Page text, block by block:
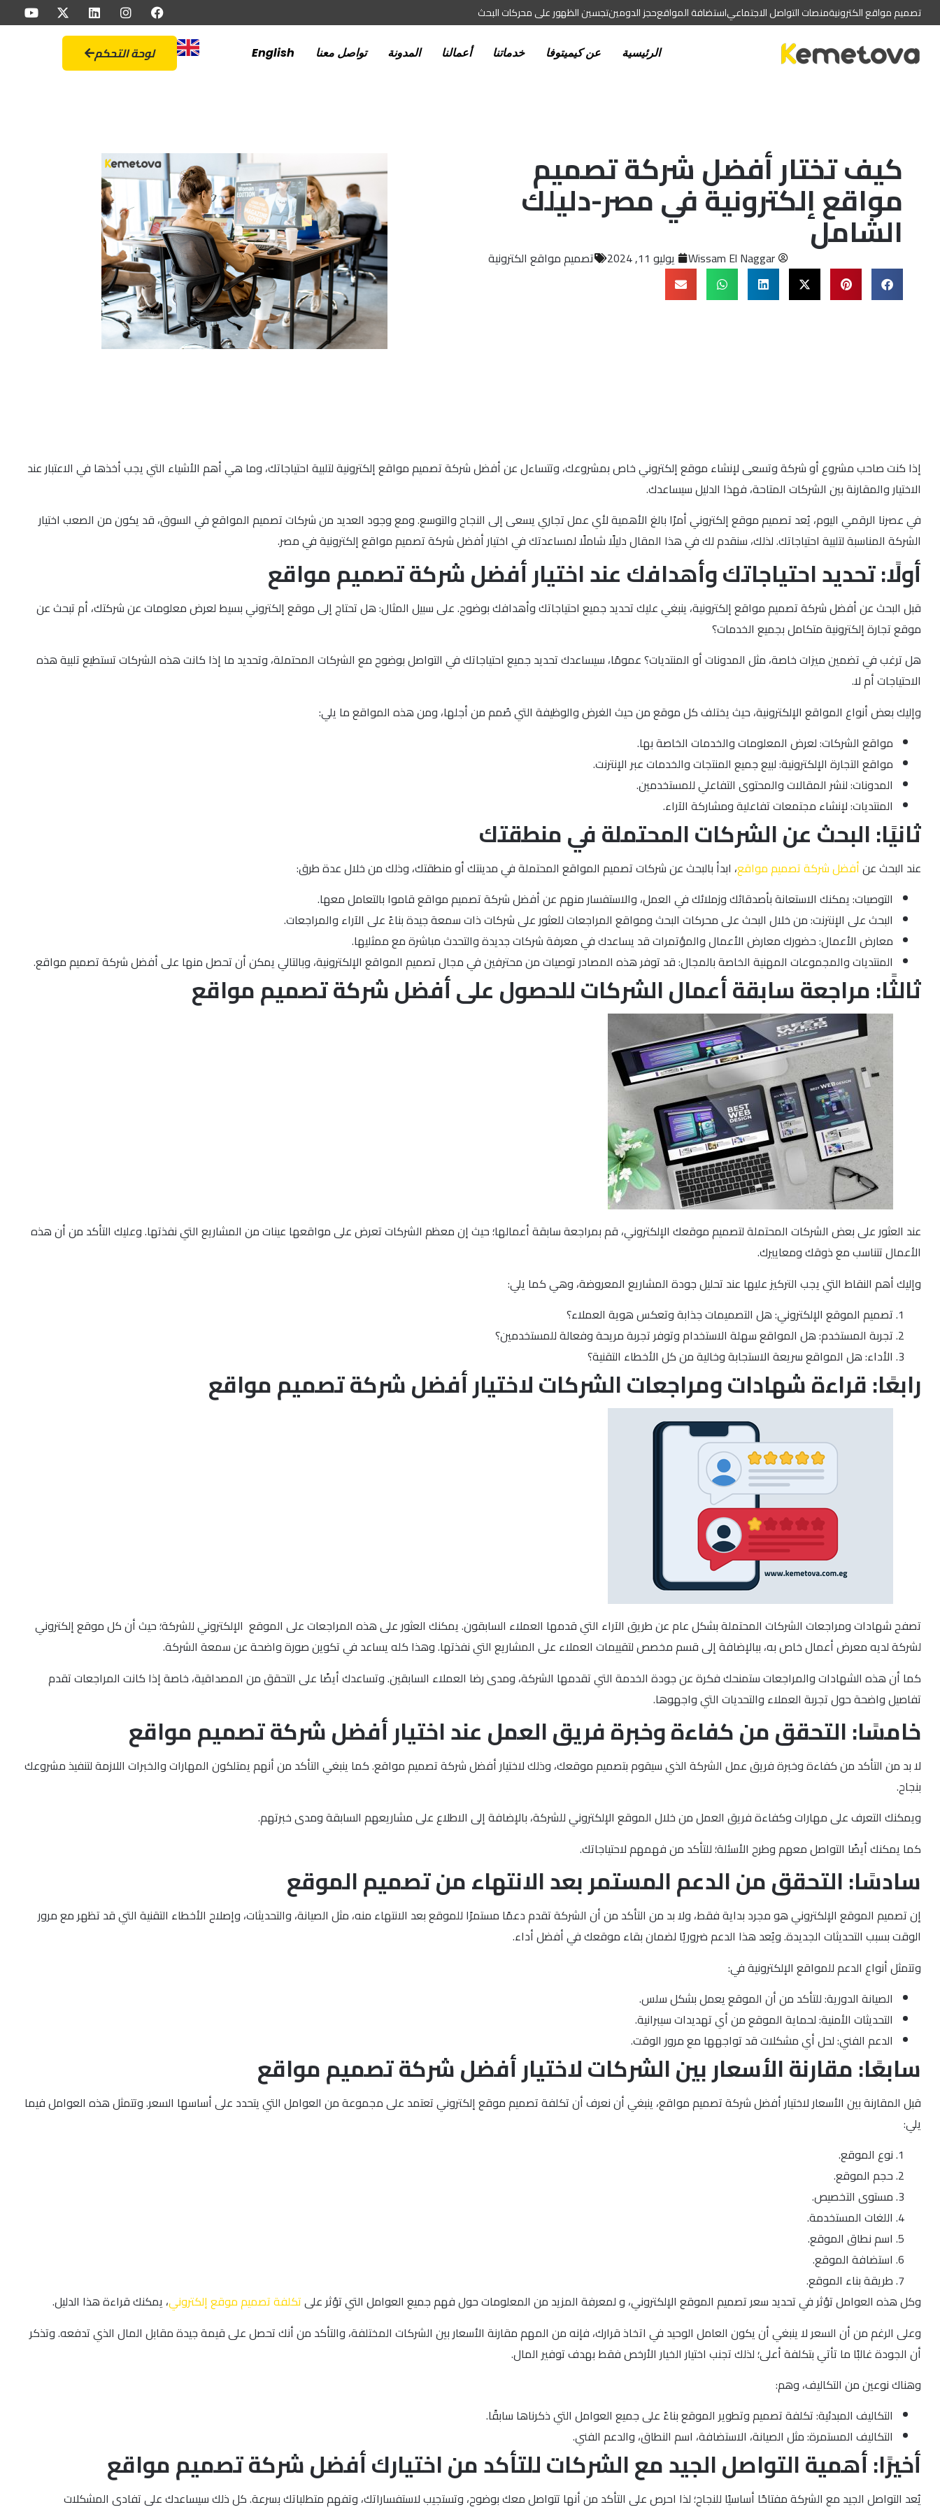
تصميم مواقع الكترونيةمنصات التواصل الاجتماعياستضافة المواقعحجز الدومينتجسين الظهور على محركات البحث
الرئيسية عن كيميتوفا خدماتنا أعمالنا المدونة تواصل معنا English لوحة التحكم
كيف تختار أفضل شركة تصميم
مواقع إلكترونية في مصر-دليلك
الشامل Wissam El Naggar يوليو 11, 2024 تصميم مواقع الكترونية
إذا كنت صاحب مشروع أو شركة وتسعى لإنشاء موقع إلكتروني خاص بمشروعك، وتتساءل عن أفضل شركة تصميم مواقع إلكترونية لتلبية احتياجاتك، وما هي أهم الأشياء التي يجب أخذها في الاعتبار عند
الاختيار والمقارنة بين الشركات المتاحة، فهذا الدليل سيساعدك.
في عصرنا الرقمي اليوم، يُعد تصميم موقع إلكتروني أمرًا بالغ الأهمية لأي عمل تجاري يسعى إلى النجاح والتوسع. ومع وجود العديد من شركات تصميم المواقع في السوق، قد يكون من الصعب اختيار
الشركة المناسبة لتلبية احتياجاتك. لذلك، سنقدم لك في هذا المقال دليلًا شاملًا لمساعدتك في اختيار أفضل شركة تصميم مواقع إلكترونية في مصر.
أولًا: تحديد احتياجاتك وأهدافك عند اختيار أفضل شركة تصميم مواقع
قبل البحث عن أفضل شركة تصميم مواقع إلكترونية، ينبغي عليك تحديد جميع احتياجاتك وأهدافك بوضوح. على سبيل المثال: هل تحتاج إلى موقع إلكتروني بسيط لعرض معلومات عن شركتك، أم تبحث عن
موقع تجارة إلكترونية متكامل بجميع الخدمات؟
هل ترغب في تضمين ميزات خاصة، مثل المدونات أو المنتديات؟ عمومًا، سيساعدك تحديد جميع احتياجاتك في التواصل بوضوح مع الشركات المحتملة، وتحديد ما إذا كانت هذه الشركات تستطيع تلبية هذه
الاحتياجات أم لا.
وإليك بعض أنواع المواقع الإلكترونية، حيث يختلف كل موقع من حيث الغرض والوظيفة التي صُمم من أجلها، ومن هذه المواقع ما يلي:
مواقع الشركات: لعرض المعلومات والخدمات الخاصة بها.
مواقع التجارة الإلكترونية: لبيع جميع المنتجات والخدمات عبر الإنترنت.
المدونات: لنشر المقالات والمحتوى التفاعلي للمستخدمين.
المنتديات: لإنشاء مجتمعات تفاعلية ومشاركة الآراء.
ثانيًا: البحث عن الشركات المحتملة في منطقتك
عند البحث عنأفضل شركة تصميم مواقع، ابدأ بالبحث عن شركات تصميم المواقع المحتملة في مدينتك أو منطقتك، وذلك من خلال عدة طرق:
التوصيات: يمكنك الاستعانة بأصدقائك وزملائك في العمل، والاستفسار منهم عن أفضل شركة تصميم مواقع قاموا بالتعامل معها.
البحث على الإنترنت: من خلال البحث على محركات البحث ومواقع المراجعات للعثور على شركات ذات سمعة جيدة بناءً على الآراء والمراجعات.
معارض الأعمال: حضورك معارض الأعمال والمؤتمرات قد يساعدك في معرفة شركات جديدة والتحدث مباشرة مع ممثليها.
المنتديات والمجموعات المهنية الخاصة بالمجال: قد توفر هذه المصادر توصيات من محترفين في مجال تصميم المواقع الإلكترونية، وبالتالي يمكن أن تحصل منها على أفضل شركة تصميم مواقع.
ثالثًا: مراجعة سابقة أعمال الشركات للحصول على أفضل شركة تصميم مواقع
عند العثور على بعض الشركات المحتملة لتصميم موقعك الإلكتروني، قم بمراجعة سابقة أعمالها؛ حيث إن معظم الشركات تعرض على مواقعها عينات من المشاريع التي نفذتها. وعليك التأكد من أن هذه
الأعمال تتناسب مع ذوقك ومعاييرك.
وإليك أهم النقاط التي يجب التركيز عليها عند تحليل جودة المشاريع المعروضة، وهي كما يلي:
تصميم الموقع الإلكتروني: هل التصميمات جذابة وتعكس هوية العملاء؟
تجربة المستخدم: هل المواقع سهلة الاستخدام وتوفر تجربة مريحة وفعالة للمستخدمين؟
الأداء: هل المواقع سريعة الاستجابة وخالية من كل الأخطاء التقنية؟
رابعًا: قراءة شهادات ومراجعات الشركات لاختيار أفضل شركة تصميم مواقع
تصفح شهادات ومراجعات الشركات المحتملة بشكل عام عن طريق الآراء التي قدمها العملاء السابقون. يمكنك العثور على هذه المراجعات على الموقع الإلكتروني للشركة؛ حيث أن كل موقع إلكتروني
لشركة لديه معرض أعمال خاص به، ببالإضافة إلى قسم مخصص لتقييمات العملاء على المشاريع التي نفذتها. وهذا كله يساعد في تكوين صورة واضحة عن سمعة الشركة.
كما أن هذه الشهادات والمراجعات ستمنحك فكرة عن جودة الخدمة التي تقدمها الشركة، ومدى رضا العملاء السابقين. وتساعدك أيضًا على التحقق من المصداقية، خاصة إذا كانت المراجعات تقدم
تفاصيل واضحة حول تجربة العملاء والتحديات التي واجهوها.
خامسًا: التحقق من كفاءة وخبرة فريق العمل عند اختيار أفضل شركة تصميم مواقع
لا بد من التأكد من كفاءة وخبرة فريق عمل الشركة الذي سيقوم بتصميم موقعك، وذلك لاختيار أفضل شركة تصميم مواقع. كما ينبغي التأكد من أنهم يمتلكون المهارات والخبرات اللازمة لتنفيذ مشروعك
بنجاح.
ويمكنك التعرف على مهارات وكفاءة فريق العمل من خلال الموقع الإلكتروني للشركة، بالإضافة إلى الاطلاع على مشاريعهم السابقة ومدى خبرتهم.
كما يمكنك أيضًا التواصل معهم وطرح الأسئلة؛ للتأكد من فهمهم لاحتياجاتك.
سادسًا: التحقق من الدعم المستمر بعد الانتهاء من تصميم الموقع
إن تصميم الموقع الإلكتروني هو مجرد بداية فقط، ولا بد من التأكد من أن الشركة تقدم دعمًا مستمرًا للموقع بعد الانتهاء منه، مثل الصيانة، والتحديثات، وإصلاح الأخطاء التقنية التي قد تظهر مع مرور
الوقت بسبب التحديثات الجديدة. ويُعد هذا الدعم ضروريًا لضمان بقاء موقعك في أفضل أداء.
وتتمثل أنواع الدعم للمواقع الإلكترونية في:
الصيانة الدورية: للتأكد من أن الموقع يعمل بشكل سلس.
التحديثات الأمنية: لحماية الموقع من أي تهديدات سيبرانية.
الدعم الفني: لحل أي مشكلات قد تواجهها مع مرور الوقت.
سابعًا: مقارنة الأسعار بين الشركات لاختيار أفضل شركة تصميم مواقع
قبل المقارنة بين الأسعار لاختيار أفضل شركة تصميم مواقع، ينبغي أن نعرف أن تكلفة تصميم موقع إلكتروني تعتمد على مجموعة من العوامل التي يتحدد على أساسها السعر. وتتمثل هذه العوامل فيما
يلي:
نوع الموقع.
حجم الموقع.
مستوى التخصيص.
اللغات المستخدمة.
اسم نطاق الموقع.
استضافة الموقع.
طريقة بناء الموقع.
وكل هذه العوامل تؤثر في تحديد سعر تصميم الموقع الإلكتروني، و لمعرفة المزيد من المعلومات حول فهم جميع العوامل التي تؤثر علىتكلفة تصميم موقع إلكتروني، يمكنك قراءة هذا الدليل.
وعلى الرغم من أن السعر لا ينبغي أن يكون العامل الوحيد في اتخاذ قرارك، فإنه من المهم مقارنة الأسعار بين الشركات المختلفة، والتأكد من أنك تحصل على قيمة جيدة مقابل المال الذي تدفعه. وتذكر
أن الجودة غالبًا ما تأتي بتكلفة أعلى؛ لذلك تجنب اختيار الخيار الأرخص فقط بهدف توفير المال.
وهناك نوعين من التكاليف، وهم:
التكاليف المبدئية: تكلفة تصميم وتطوير الموقع بناءً على جميع العوامل التي ذكرناها سابقًا.
التكاليف المستمرة: مثل الصيانة، الاستضافة، اسم النطاق، والدعم الفني.
أخيرًا: أهمية التواصل الجيد مع الشركات للتأكد من اختيارك أفضل شركة تصميم مواقع
يُعد التواصل الجيد مع الشركة مفتاحًا أساسيًا للنجاح؛ لذا احرص على التأكد من أنها تتواصل معك بوضوح، وتستجيب لاستفساراتك، وتفهم متطلباتك بسرعة. كل ذلك سيساعدك على تفادي المشكلات